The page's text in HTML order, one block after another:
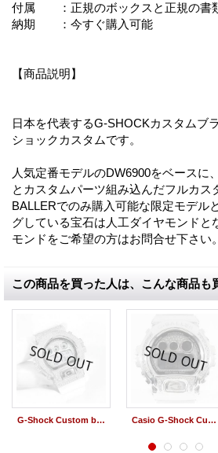
付属 ：正規のボックスと正規の書
納期 ：今すぐ購入可能
【商品説明】
日本を代表するG-SHOCKカスタムブ
ショックカスタムです。
人気定番モデルのDW6900をベースに
とカスタムパー­ツ組み込んだフルカス
BALLERでのみ購入可能な限定モデル
グしている宝石は人­工ダイヤモンドと
モンドをご希望の方はお問合せ下さい。
この商品を買った人は、こんな商品も
G-Shock Custom by G-BALLER | DW6900 Mirror Dial Rhodium Coating Diamond Casio G-Shock Custom by G-BALLER | DW6900 DoubleLine Rhodium Coating Diamond